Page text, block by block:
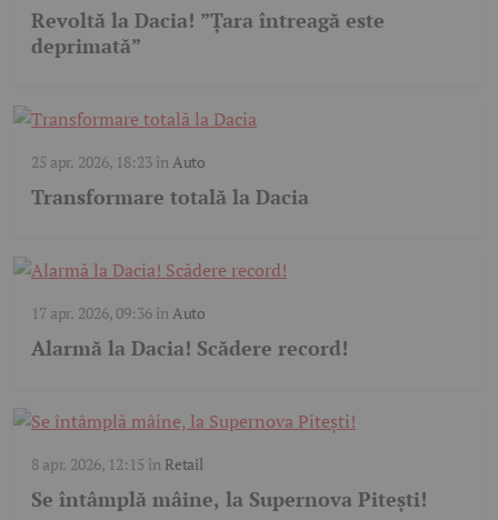
Revoltă la Dacia! ”Țara întreagă este
deprimată”
25 apr. 2026, 18:23înAuto
Transformare totală la Dacia
17 apr. 2026, 09:36înAuto
Alarmă la Dacia! Scădere record!
8 apr. 2026, 12:15 în Retail
Se întâmplă mâine, la Supernova Pitești!